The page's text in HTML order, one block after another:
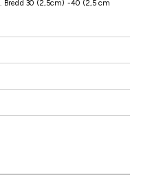
30 (2,5cm) -40 (2,5 cm